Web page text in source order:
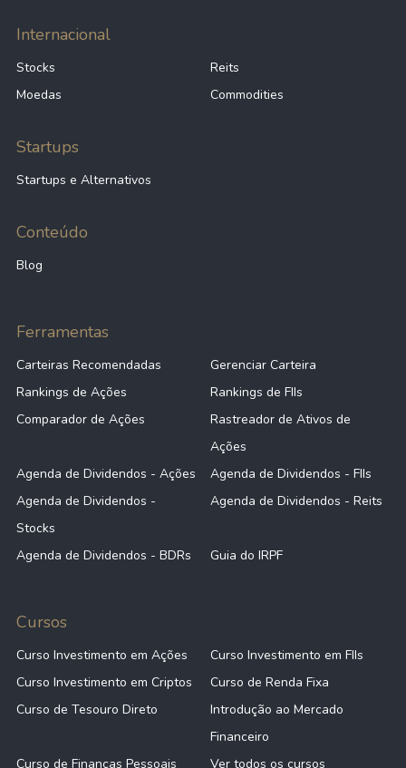
Internacional
Stocks
Reits
Moedas
Commodities
Startups
Startups e Alternativos
Conteúdo
Blog
Ferramentas
Carteiras Recomendadas
Gerenciar Carteira
Rankings de Ações
Rankings de FIIs
Comparador de Ações
Rastreador de Ativos de
Ações
Agenda de Dividendos - Ações
Agenda de Dividendos - FIIs
Agenda de Dividendos -
Stocks
Agenda de Dividendos - Reits
Agenda de Dividendos - BDRs Guia do IRPF
Cursos
Curso Investimento em Ações
Curso Investimento em FIIs
Curso Investimento em Criptos
Curso de Renda Fixa
Curso de Tesouro Direto
Introdução ao Mercado
Financeiro
Curso de Finanças Pessoais
Ver todos os cursos